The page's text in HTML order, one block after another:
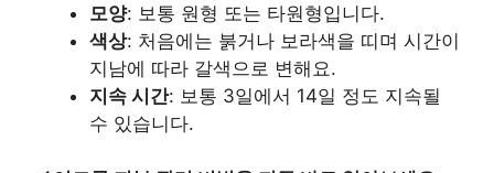
모양: 보통 원형 또는 타원형입니다.
색상: 처음에는 붉거나 보라색을 띠며 시간이
지남에 따라 갈색으로 변해요.
지속 시간: 보통 3일에서 14일 정도 지속될
수 있습니다.